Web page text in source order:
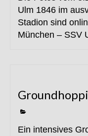
Ulm 1846 im
Stadion sind
München – SSV
Ein intensives